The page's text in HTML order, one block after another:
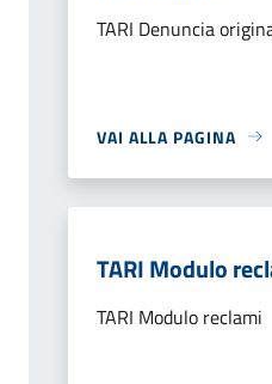
TARI Denuncia
VAI ALLA PAGINA
TARI Modulo
TARI Modulo reclami